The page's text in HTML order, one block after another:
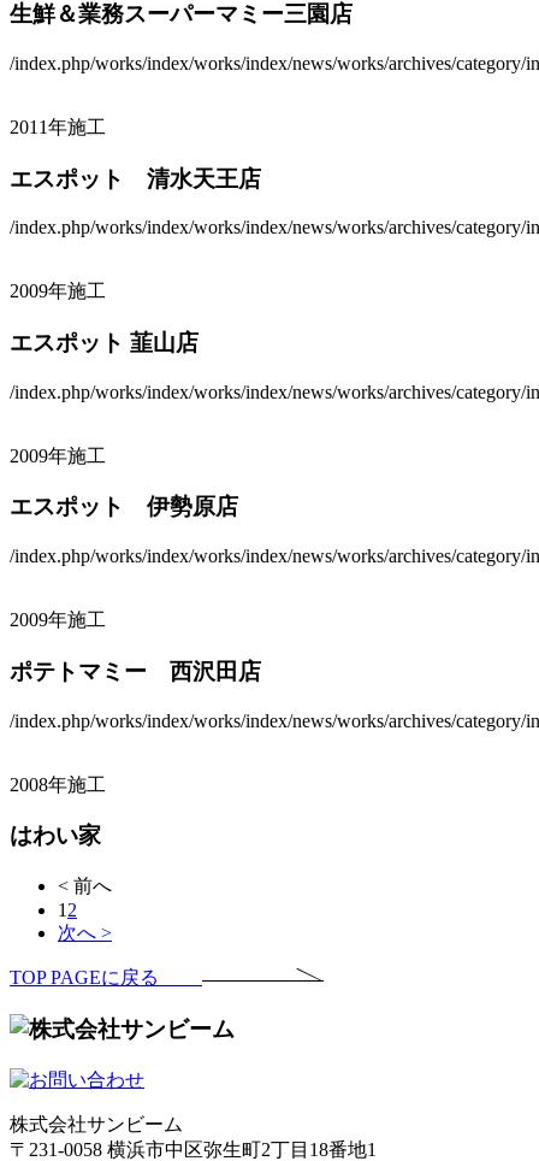
生鮮＆業務スーパーマミー三園店
/index.php/works/index/works/index/news/works/archives/category/
2011年施工
エスポット 清水天王店
/index.php/works/index/works/index/news/works/archives/category/
2009年施工
エスポット 韮山店
/index.php/works/index/works/index/news/works/archives/category/
2009年施工
エスポット 伊勢原店
/index.php/works/index/works/index/news/works/archives/category/
2009年施工
ポテトマミー 西沢田店
/index.php/works/index/works/index/news/works/archives/category/
2008年施工
はわい家
< 前へ
1 2
次へ >
TOP PAGEに戻る
株式会社サンビーム
〒231-0058 横浜市中区弥生町2丁目18番地1